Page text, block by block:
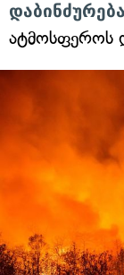
ატმოსფეროს